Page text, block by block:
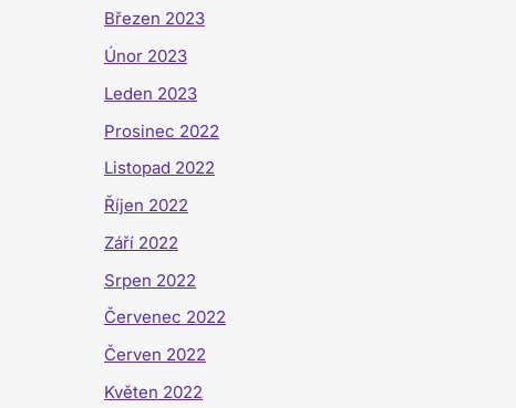
Březen 2023
Únor 2023
Leden 2023
Prosinec 2022
Listopad 2022
Říjen 2022
Září 2022
Srpen 2022
Červenec 2022
Červen 2022
Květen 2022